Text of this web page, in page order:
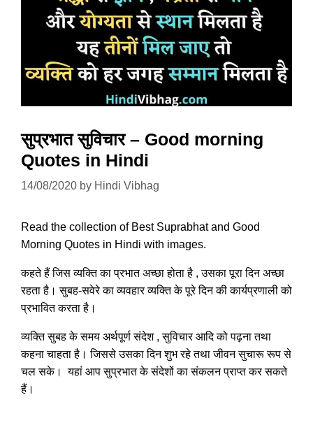
सुप्रभात सुविचार – Good morning
Quotes in Hindi
14/08/2020 by Hindi Vibhag
Read the collection of Best Suprabhat and Good
Morning Quotes in Hindi with images.
कहते हैं जिस व्यक्ति का प्रभात अच्छा होता है , उसका पूरा दिन अच्छा
रहता है। सुबह-सवेरे का व्यवहार व्यक्ति के पूरे दिन की कार्यप्रणाली को
प्रभावित करता है।
व्यक्ति सुबह के समय अर्थपूर्ण संदेश , सुविचार आदि को पढ़ना तथा
कहना चाहता है। जिससे उसका दिन शुभ रहे तथा जीवन सुचारू रूप से
चल सके। यहां आप सुप्रभात के संदेशों का संकलन प्राप्त कर सकते
हैं।